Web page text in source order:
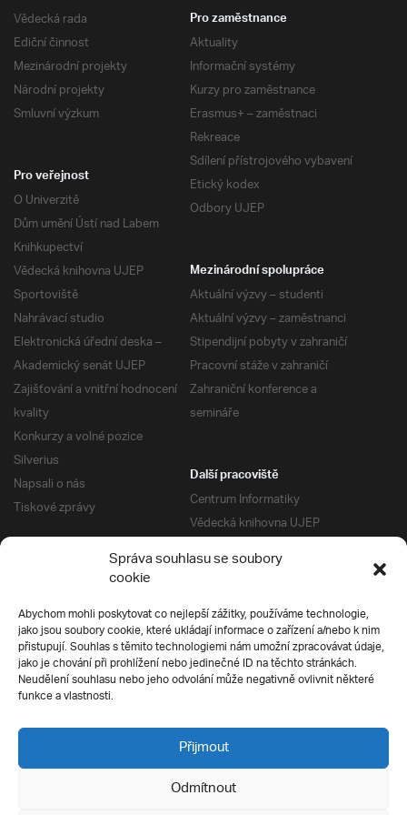
Správa souhlasu se soubory
cookie
Abychom mohli poskytovat co nejlepší zážitky, používáme technologie,
jako jsou soubory cookie, které ukládají informace o zařízení a/nebo k nim
přistupují. Souhlas s těmito technologiemi nám umožní zpracovávat údaje,
jako je chování při prohlížení nebo jedinečné ID na těchto stránkách.
Neudělení souhlasu nebo jeho odvolání může negativně ovlivnit některé
funkce a vlastnosti.
Přijmout
Odmítnout
Vědecká rada
Ediční činnost
Mezinárodní projekty
Národní projekty
Smluvní výzkum
Pro zaměstnance
Aktuality
Informační systémy
Kurzy pro zaměstnance
Erasmus+ – zaměstnaci
Rekreace
Sdílení přístrojového vybavení
Etický kodex
Odbory UJEP
Pro veřejnost
O Univerzitě
Dům umění Ústí nad Labem
Knihkupectví
Vědecká knihovna UJEP
Sportoviště
Nahrávací studio
Elektronická úřední deska –
Akademický senát UJEP
Zajišťování a vnitřní hodnocení
kvality
Konkurzy a volné pozice
Silverius
Napsali o nás
Tiskové zprávy
Mezinárodní spolupráce
Aktuální výzvy – studenti
Aktuální výzvy – zaměstnanci
Stipendijní pobyty v zahraničí
Pracovní stáže v zahraničí
Zahraniční konference a
semináře
Další pracoviště
Centrum Informatiky
Vědecká knihovna UJEP
Správa kolejí a menz
Univerzitní centrum podpory
Silverius
Pro uchazeče
Přijímací řízení
E-prihlaska
Přípravné kurzy
Ochrana soukromí